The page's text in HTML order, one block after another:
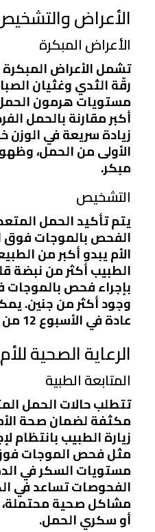
الأعراض
الأعراض المبكرة
تشمل الأعراض
رقّة الثدي وغثيان
أكبر مقارنة بالحمل
زيادة سريعة في الوزن
الأولى من الحمل،
مبكر.
التشخيص
يتم تأكيد الحمل
الفحص بالموجات فوق
الأم يبدو أكبر من
الطبيب أكثر من نبضة
بإجراء فحص بالموجات
وجود أكثر من جنين.
عادة في الأسبوع 12 من الحمل.
الرعاية الصحية
المتابعة الطبية
تتطلب حالات الحمل
مكثفة لضمان صحة
زيارة الطبيب بانتظام
مثل فحص الموجات
مستويات السكر في
الفحوصات تساعد في
مشاكل صحية محتملة،
أو سكري الحمل.